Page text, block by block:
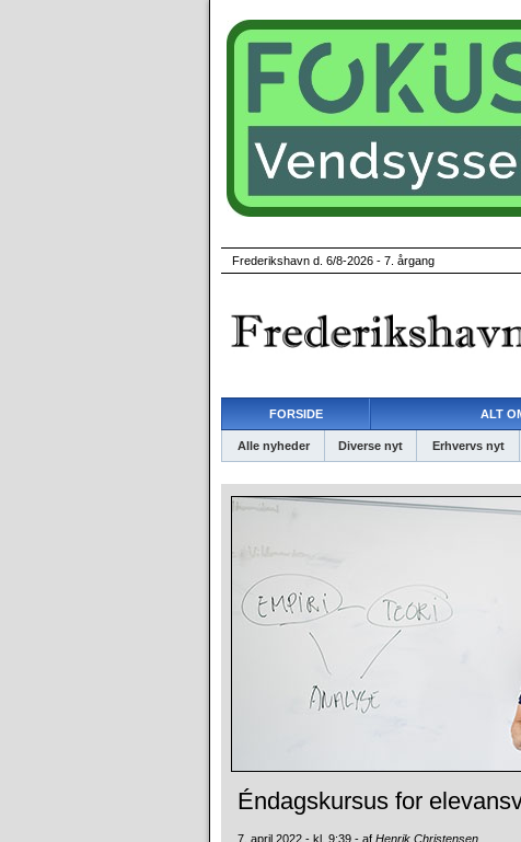
Frederikshavn d. 6/8-2026 - 7. årgang
FORSIDE ALT
Alle nyheder Diverse nyt Erhvervs nyt
Éndagskursus for
7. april 2022 - kl. 9:39 - af Henrik Christensen